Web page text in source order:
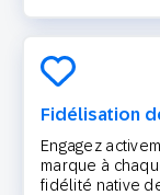
Fidélisation
Engagez
marque à
fidélité native